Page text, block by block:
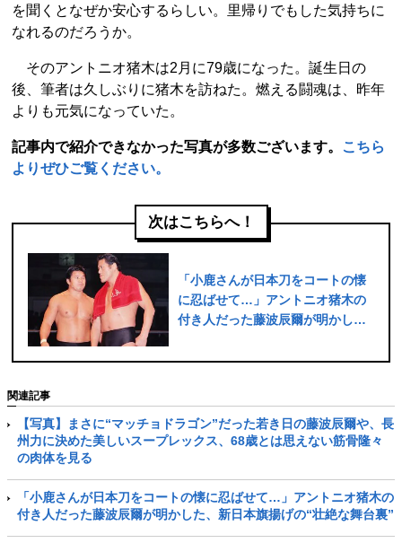
を聞くとなぜか安心するらしい。里帰りでもした気持ちに
なれるのだろうか。
そのアントニオ猪木は2月に79歳になった。誕生日の
後、筆者は久しぶりに猪木を訪ねた。燃える闘魂は、昨年
よりも元気になっていた。
記事内で紹介できなかった写真が多数ございます。
こちら
よりぜひご覧ください。
次はこちらへ！
「小鹿さんが日本刀をコートの懐
に忍ばせて…」アントニオ猪木の
付き人だった藤波辰爾が明かし
裏”
関連記事
【写真】まさに“マッチョドラゴン”だった若き日の藤波辰爾や、長
州力に決めた美しいスープレックス、68歳とは思えない筋骨隆々
の肉体を見る
「小鹿さんが日本刀をコートの懐に忍ばせて…」アントニオ猪木の
付き人だった藤波辰爾が明かした、新日本旗揚げの“壮絶な舞台裏”